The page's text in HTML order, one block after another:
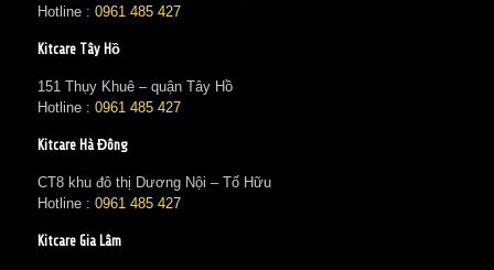
Hotline : 0961 485 427
Kitcare Tây Hồ
151 Thụy Khuê – quận Tây Hồ
Hotline : 0961 485 427
Kitcare Hà Đông
CT8 khu đô thị Dương Nội – Tố Hữu
Hotline : 0961 485 427
Kitcare Gia Lâm